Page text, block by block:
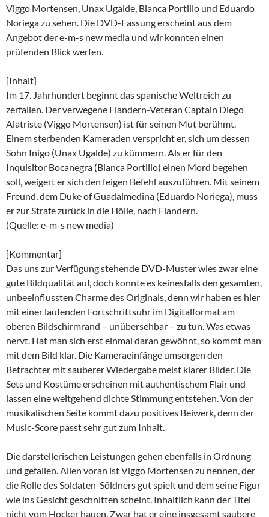
Viggo Mortensen, Unax Ugalde, Blanca Portillo und Eduardo
Noriega zu sehen. Die DVD-Fassung erscheint aus dem
Angebot der e-m-s new media und wir konnten einen
prüfenden Blick werfen.
[Inhalt]
Im 17. Jahrhundert beginnt das spanische Weltreich zu
zerfallen. Der verwegene Flandern-Veteran Captain Diego
Alatriste (Viggo Mortensen) ist für seinen Mut berühmt.
Einem sterbenden Kameraden verspricht er, sich um dessen
Sohn Inigo (Unax Ugalde) zu kümmern. Als er für den
Inquisitor Bocanegra (Blanca Portillo) einen Mord begehen
soll, weigert er sich den feigen Befehl auszuführen. Mit seinem
Freund, dem Duke of Guadalmedina (Eduardo Noriega), muss
er zur Strafe zurück in die Hölle, nach Flandern.
(Quelle: e-m-s new media)
[Kommentar]
Das uns zur Verfügung stehende DVD-Muster wies zwar eine
gute Bildqualität auf, doch konnte es keinesfalls den gesamten,
unbeeinflussten Charme des Originals, denn wir haben es hier
mit einer laufenden Fortschrittsuhr im Digitalformat am
oberen Bildschirmrand – unübersehbar – zu tun. Was etwas
nervt. Hat man sich erst einmal daran gewöhnt, so kommt man
mit dem Bild klar. Die Kameraeinfänge umsorgen den
Betrachter mit sauberer Wiedergabe meist klarer Bilder. Die
Sets und Kostüme erscheinen mit authentischem Flair und
lassen eine weitgehend dichte Stimmung entstehen. Von der
musikalischen Seite kommt dazu positives Beiwerk, denn der
Music-Score passt sehr gut zum Inhalt.
Die darstellerischen Leistungen gehen ebenfalls in Ordnung
und gefallen. Allen voran ist Viggo Mortensen zu nennen, der
die Rolle des Soldaten-Söldners gut spielt und dem seine Figur
wie ins Gesicht geschnitten scheint. Inhaltlich kann der Titel
nicht vom Hocker hauen. Zwar hat er eine insgesamt saubere